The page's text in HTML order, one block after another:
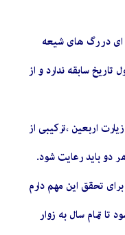
ای در رگ های شیعه
سابقه ندارد و از
اربعین ،ترکیبی از
دو باید رعایت شود.
تحقق این مهم دارم
تا تمام سال به زوار